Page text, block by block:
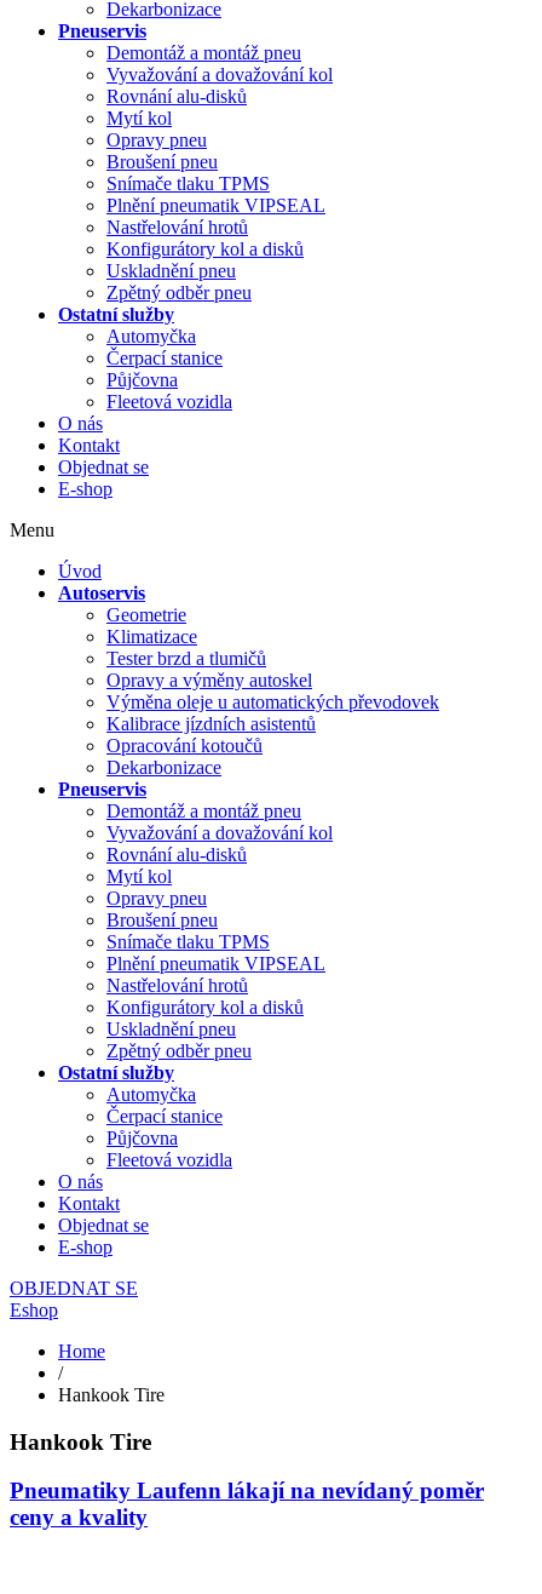
Dekarbonizace
Pneuservis
Demontáž a montáž pneu
Vyvažování a dovažování kol
Rovnání alu-disků
Mytí kol
Opravy pneu
Broušení pneu
Snímače tlaku TPMS
Plnění pneumatik VIPSEAL
Nastřelování hrotů
Konfigurátory kol a disků
Uskladnění pneu
Zpětný odběr pneu
Ostatní služby
Automyčka
Čerpací stanice
Půjčovna
Fleetová vozidla
O nás
Kontakt
Objednat se
E-shop
Menu
Úvod
Autoservis
Geometrie
Klimatizace
Tester brzd a tlumičů
Opravy a výměny autoskel
Výměna oleje u automatických převodovek
Kalibrace jízdních asistentů
Opracování kotoučů
Dekarbonizace
Pneuservis
Demontáž a montáž pneu
Vyvažování a dovažování kol
Rovnání alu-disků
Mytí kol
Opravy pneu
Broušení pneu
Snímače tlaku TPMS
Plnění pneumatik VIPSEAL
Nastřelování hrotů
Konfigurátory kol a disků
Uskladnění pneu
Zpětný odběr pneu
Ostatní služby
Automyčka
Čerpací stanice
Půjčovna
Fleetová vozidla
O nás
Kontakt
Objednat se
E-shop
OBJEDNAT SE
Eshop
Home
/
Hankook Tire
Hankook Tire
Pneumatiky Laufenn lákají na nevídaný poměr
ceny a kvality